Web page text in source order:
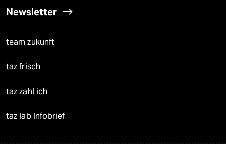
Newsletter
team zukunft
taz frisch
taz zahl ich
taz lab Infobrief